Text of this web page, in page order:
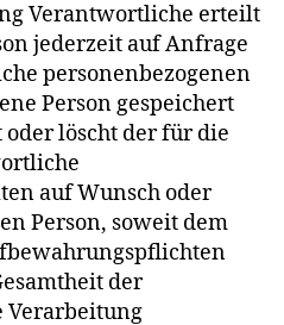
Verantwortliche erteilt
jederzeit auf Anfrage
personenbezogenen
Person gespeichert
löscht der für die
auf Wunsch oder
Person, soweit dem
der
Verarbeitung